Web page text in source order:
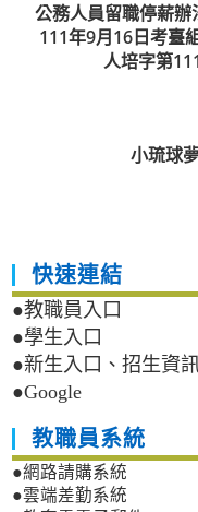
公務人員留職停薪
111年9月16日考臺
人培字第
小琉球
快速連結
●教職員入口
●學生入口
●新生入口、招生資
●Google
教職員系統
●網路請購系統
●雲端差勤系統